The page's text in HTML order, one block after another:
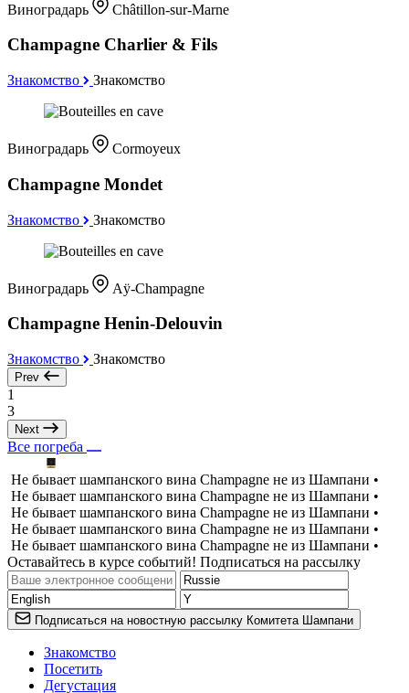
Виноградарь Châtillon-sur-Marne
Champagne Charlier & Fils
Знакомство Знакомство
Виноградарь Cormoyeux
Champagne Mondet
Знакомство Знакомство
Виноградарь Aÿ-Champagne
Champagne Henin-Delouvin
Знакомство Знакомство
Prev
1
3
Next
Все погреба
Не бывает шампанского вина Champagne не из Шампани •
Не бывает шампанского вина Champagne не из Шампани •
Не бывает шампанского вина Champagne не из Шампани •
Не бывает шампанского вина Champagne не из Шампани •
Не бывает шампанского вина Champagne не из Шампани •
Оставайтесь в курсе событий! Подписаться на рассылку
Подписаться на новостную рассылку Комитета Шампани
Знакомство
Посетить
Дегустация